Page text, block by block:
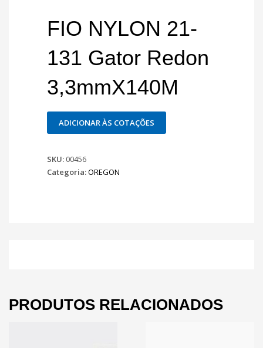
FIO NYLON 21-
131 Gator Redon
3,3mmX140M
ADICIONAR ÀS COTAÇÕES
SKU: 00456
Categoria:OREGON
PRODUTOS RELACIONADOS